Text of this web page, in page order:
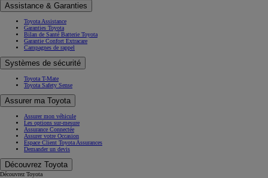
Assistance & Garanties
Toyota Assistance
Garanties Toyota
Bilan de Santé Batterie Toyota
Garantie Confort Extracare
Campagnes de rappel
Systèmes de sécurité
Toyota T-Mate
Toyota Safety Sense
Assurer ma Toyota
Assurer mon véhicule
Les options sur-mesure
Assurance Connectée
Assurer votre Occasion
Espace Client Toyota Assurances
Demander un devis
Découvrez Toyota
Découvrez Toyota